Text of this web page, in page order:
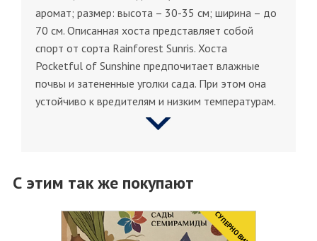
аромат; размер: высота – 30-35 см; ширина – до
70 см. Описанная хоста представляет собой
спорт от сорта Rаinfоrеst Sunris. Хоста
Pocketful of Sunshine предпочитает влажные
почвы и затененные уголки сада. При этом она
устойчиво к вредителям и низким температурам.
С этим так же покупают
CУПЕРНОВИНКА